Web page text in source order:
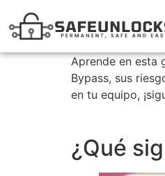
Aprende en esta
Bypass, sus
en tu equipo,
¿Qué